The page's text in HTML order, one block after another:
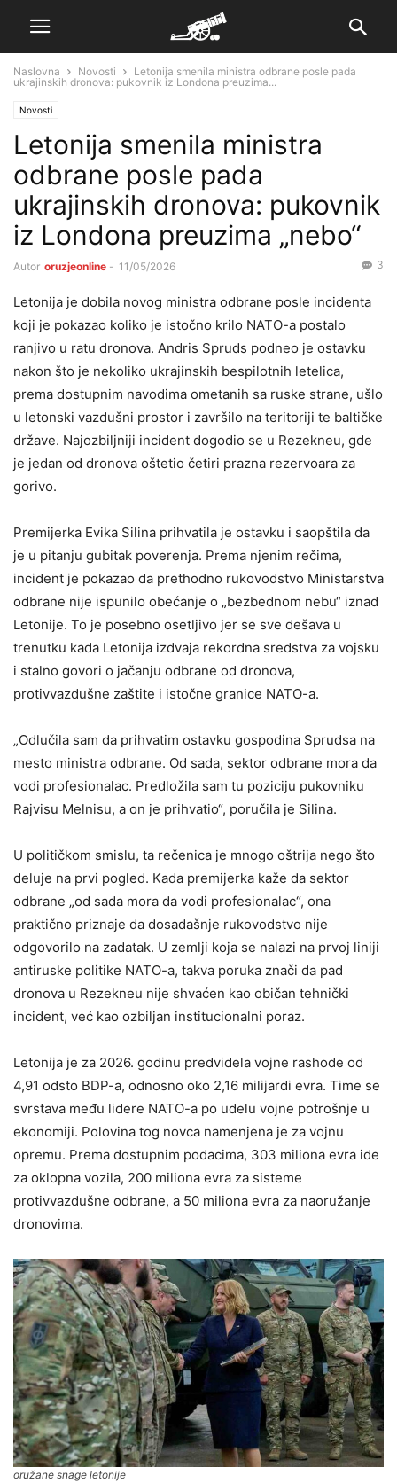
Naslovna Novosti
Letonija smenila ministra odbrane posle pada
ukrajinskih dronova: pukovnik iz Londona preuzima...
Novosti
Letonija smenila ministra
odbrane posle pada
ukrajinskih dronova: pukovnik
iz Londona preuzima „nebo“
Autor oruzjeonline - 11/05/2026 3
Letonija je dobila novog ministra odbrane posle incidenta
koji je pokazao koliko je istočno krilo NATO-a postalo
ranjivo u ratu dronova. Andris Spruds podneo je ostavku
nakon što je nekoliko ukrajinskih bespilotnih letelica,
prema dostupnim navodima ometanih sa ruske strane, ušlo
u letonski vazdušni prostor i završilo na teritoriji te baltičke
države. Najozbiljniji incident dogodio se u Rezekneu, gde
je jedan od dronova oštetio četiri prazna rezervoara za
gorivo.
Premijerka Evika Silina prihvatila je ostavku i saopštila da
je u pitanju gubitak poverenja. Prema njenim rečima,
incident je pokazao da prethodno rukovodstvo Ministarstva
odbrane nije ispunilo obećanje o „bezbednom nebu“ iznad
Letonije. To je posebno osetljivo jer se sve dešava u
trenutku kada Letonija izdvaja rekordna sredstva za vojsku
i stalno govori o jačanju odbrane od dronova,
protivvazdušne zaštite i istočne granice NATO-a.
„Odlučila sam da prihvatim ostavku gospodina Sprudsa na
mesto ministra odbrane. Od sada, sektor odbrane mora da
vodi profesionalac. Predložila sam tu poziciju pukovniku
Rajvisu Melnisu, a on je prihvatio“, poručila je Silina.
U političkom smislu, ta rečenica je mnogo oštrija nego što
deluje na prvi pogled. Kada premijerka kaže da sektor
odbrane „od sada mora da vodi profesionalac“, ona
praktično priznaje da dosadašnje rukovodstvo nije
odgovorilo na zadatak. U zemlji koja se nalazi na prvoj liniji
antiruske politike NATO-a, takva poruka znači da pad
dronova u Rezekneu nije shvaćen kao običan tehnički
incident, već kao ozbiljan institucionalni poraz.
Letonija je za 2026. godinu predvidela vojne rashode od
4,91 odsto BDP-a, odnosno oko 2,16 milijardi evra. Time se
svrstava među lidere NATO-a po udelu vojne potrošnje u
ekonomiji. Polovina tog novca namenjena je za vojnu
opremu. Prema dostupnim podacima, 303 miliona evra ide
za oklopna vozila, 200 miliona evra za sisteme
protivvazdušne odbrane, a 50 miliona evra za naoružanje
dronovima.
oružane snage letonije